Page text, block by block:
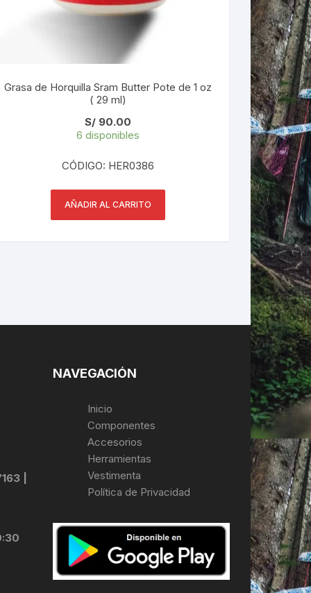
Grasa de Horquilla Sram Butter Pote de 1 oz
( 29 ml)
S/ 90.00
6 disponibles
CÓDIGO: HER0386
AÑADIR AL CARRITO
|
NAVEGACIÓN
Inicio
Componentes
Accesorios
Herramientas
Vestimenta
Política de Privacidad